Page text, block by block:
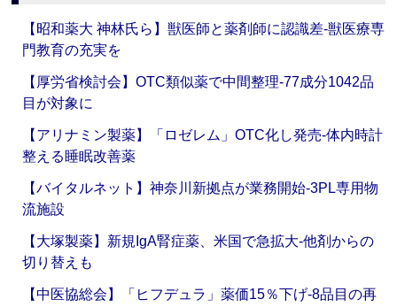
【昭和薬大 神林氏ら】獣医師と薬剤師に認識差‐獣医療専
門教育の充実を
【厚労省検討会】OTC類似薬で中間整理‐77成分1042品
目が対象に
【アリナミン製薬】「ロゼレム」OTC化し発売‐体内時計
整える睡眠改善薬
【バイタルネット】神奈川新拠点が業務開始‐3PL専用物
流施設
【大塚製薬】新規IgA腎症薬、米国で急拡大‐他剤からの
切り替えも
【中医協総会】「ヒフデュラ」薬価15％下げ‐8品目の再